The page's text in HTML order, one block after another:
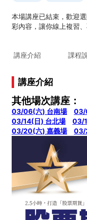
本場講座已結束，歡迎
彩內容，讓你線上複習、
講座介紹 課程
講座介紹
其他場次講座：
03/06(六) 台南場 03/
03/14(日) 台北場
03/
03/20(六) 嘉義場
03/